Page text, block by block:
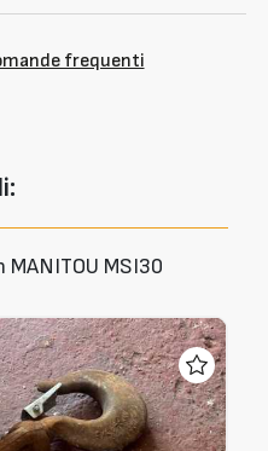
frequenti
MSI30